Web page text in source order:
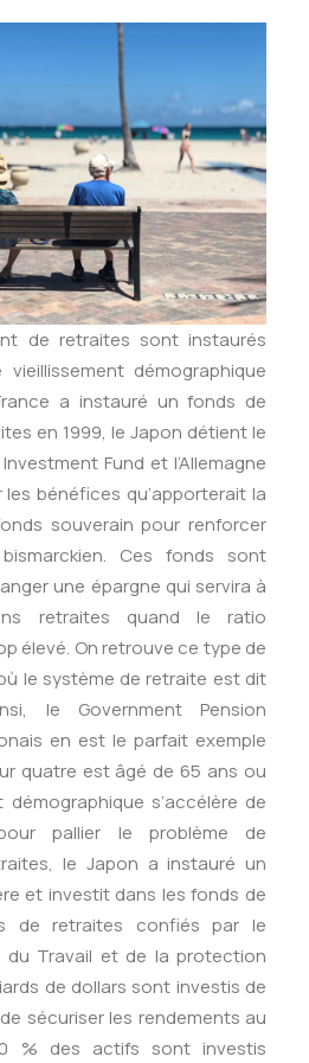
de retraites sont instaurés
démographique
a instauré un fonds de
en 1999, le Japon détient le
Fund et l’Allemagne
bénéfices qu’apporterait la
souverain pour renforcer
Ces fonds sont
une épargne qui servira à
retraites quand le ratio
élevé. On retrouve ce type de
le système de retraite est dit
le Government Pension
en est le parfait exemple
quatre est âgé de 65 ans ou
démographique s’accélère de
pallier le problème de
le Japon a instauré un
et investit dans les fonds de
de retraites confiés par le
du Travail et de la protection
de dollars sont investis de
sécuriser les rendements au
% des actifs sont investis